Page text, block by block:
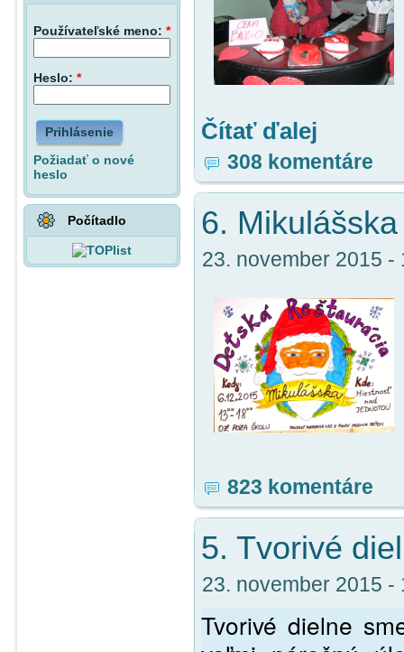
Používateľské meno: *
Heslo: *
Prihlásenie
Požiadať o nové
heslo
Počítadlo
Čítať ďalej
308 komentáre
6.
23. november 2015 -
823 komentáre
5. Tvorivé
23. november 2015 -
Tvorivé dielne